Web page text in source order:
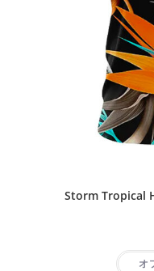
Storm Tropical
オ